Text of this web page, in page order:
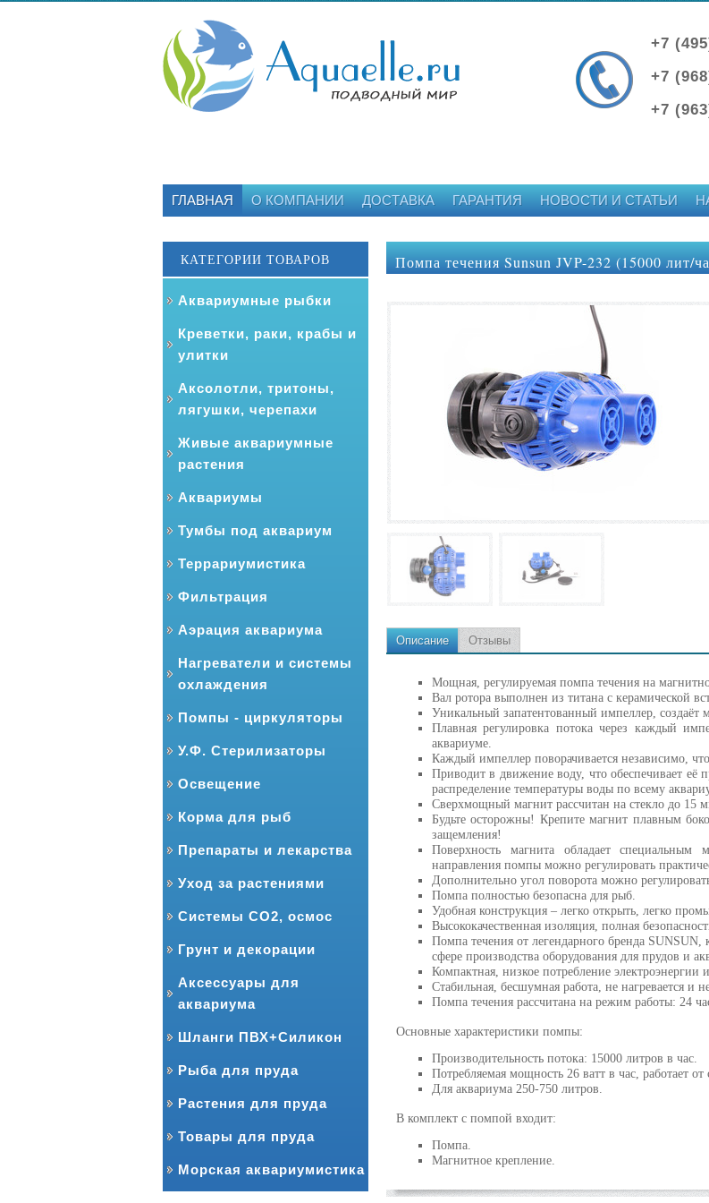
+7
+7
+7
ГЛАВНАЯ О КОМПАНИИ ДОСТАВКА ГАРАНТИЯ НОВОСТИ И СТАТЬИ
КАТЕГОРИИ ТОВАРОВ
Аквариумные рыбки
Креветки, раки, крабы и
улитки
Аксолотли, тритоны,
лягушки, черепахи
Живые аквариумные
растения
Аквариумы
Тумбы под аквариум
Террариумистика
Фильтрация
Аэрация аквариума
Нагреватели и системы
охлаждения
Помпы - циркуляторы
У.Ф. Стерилизаторы
Освещение
Корма для рыб
Препараты и лекарства
Уход за растениями
Системы CO2, осмос
Грунт и декорации
Аксессуары для
аквариума
Шланги ПВХ+Силикон
Рыба для пруда
Растения для пруда
Товары для пруда
Морская аквариумистика
Помпа течения Sunsun JVP-232 (15000 лит/
Описание Отзывы
Мощная, регулируемая помпа течения на
Вал ротора выполнен из титана с керамической
Уникальный запатентованный импеллер,
Плавная регулировка потока через каждый
аквариуме.
Каждый импеллер поворачивается независимо,
Приводит в движение воду, что обеспечивает её
распределение температуры воды по всему
Сверхмощный магнит рассчитан на стекло до 15
Будьте осторожны! Крепите магнит плавным
защемления!
Поверхность магнита обладает
направления помпы можно регулировать
Дополнительно угол поворота можно
Помпа полностью безопасна для рыб.
Удобная конструкция – легко открыть, легко
Высококачественная изоляция, полная
Помпа течения от легендарного бренда
сфере производства оборудования для прудов и
Компактная, низкое потребление электроэнергии
Стабильная, бесшумная работа, не нагревается и
Помпа течения рассчитана на режим работы: 24
Основные характеристики помпы:
Производительность потока: 15000 литров в час.
Потребляемая мощность 26 ватт в час, работает от
Для аквариума 250-750 литров.
В комплект с помпой входит:
Помпа.
Магнитное крепление.